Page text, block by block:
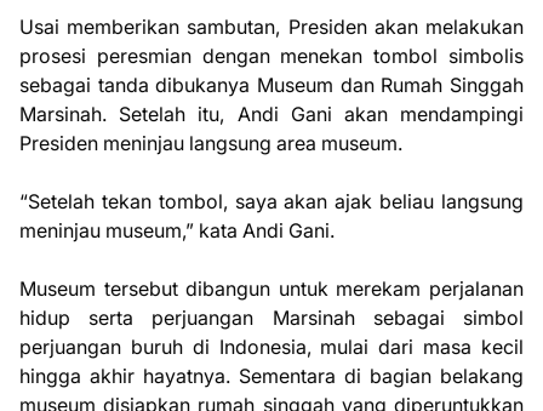
Usai memberikan sambutan, Presiden akan melakukan
prosesi peresmian dengan menekan tombol simbolis
sebagai tanda dibukanya Museum dan Rumah Singgah
Marsinah. Setelah itu, Andi Gani akan mendampingi
Presiden meninjau langsung area museum.
“Setelah tekan tombol, saya akan ajak beliau langsung
meninjau museum,” kata Andi Gani.
Museum tersebut dibangun untuk merekam perjalanan
hidup serta perjuangan Marsinah sebagai simbol
perjuangan buruh di Indonesia, mulai dari masa kecil
hingga akhir hayatnya. Sementara di bagian belakang
museum disiapkan rumah singgah yang diperuntukkan